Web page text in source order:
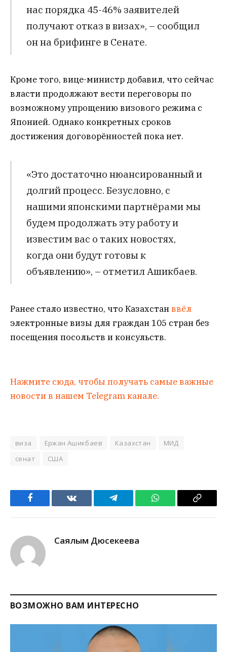
нас порядка 45-46% заявителей
получают отказ в визах», – сообщил
он на брифинге в Сенате.
Кроме того, вице-министр добавил, что сейчас
власти продолжают вести переговоры по
возможному упрощению визового режима с
Японией. Однако конкретных сроков
достижения договорённостей пока нет.
«Это достаточно нюансированный и
долгий процесс. Безусловно, с
нашими японскими партнёрами мы
будем продолжать эту работу и
известим вас о таких новостях,
когда они будут готовы к
объявлению», – отметил Ашикбаев.
Ранее стало известно, что Казахстанввёл
электронные визы для граждан 105 стран без
посещения посольств и консульств.
Нажмите сюда, чтобы получать самые важные
новости в нашем Telegram канале.
виза Ержан Ашикбаев Казахстан
МИД
сенат
США
Facebook VKontakteTelegram WhatsApp Copy
Саялым Дюсекеева
ВОЗМОЖНО ВАМ ИНТЕРЕСНО